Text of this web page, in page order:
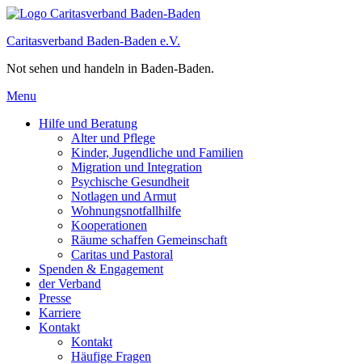
Caritasverband Baden-Baden e.V.
Not sehen und handeln in Baden-Baden.
Menu
Hilfe und Beratung
Alter und Pflege
Kinder, Jugendliche und Familien
Migration und Integration​
Psychische Gesundheit
Notlagen und Armut
Wohnungs­notfallhilfe
Kooperationen
Räume schaffen Gemeinschaft
Caritas und Pastoral
Spenden & Engagement
der Verband
Presse
Karriere
Kontakt
Kontakt
Häufige Fragen